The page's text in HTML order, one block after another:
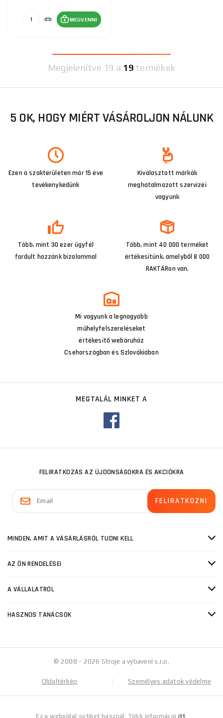
db MEGVENNI
Megjelenítve 19 a 19termékek
5 OK, HOGY MIÉRT VÁSÁROLJON NÁLUNK
Ezen a szakterületen már 15 éve
tevékenykedünk
Kiválasztott márkák
meghatalmazott szervizei
vagyunk
Több, mint 30 ezer ügyfél
fordult hozzánk bizalommal
Több, mint 40 000 terméket
értékesítünk, amelyből 8 000
RAKTÁRon van.
Mi vagyunk a legnagyobb
műhelyfelszereléseket
értékesítő webáruház
Csehországban és Szlovákiában
MEGTALÁL MINKET A
FELIRATKOZÁS AZ ÚJDONSÁGOKRA ÉS AKCIÓKRA
MINDEN, AMIT A VÁSÁRLÁSRÓL TUDNI KELL
AZ ÖN RENDELÉSEI
A VÁLLALATRÓL
HASZNOS TANÁCSOK
© 2008 - 2026 Stroje a vybavení s.r.o.
Oldaltérkép Személyes adatok védelme
Ez a weboldal sütiket használ. Több információitt.